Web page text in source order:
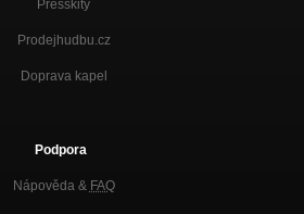
Presskity
Prodejhudbu.cz
Doprava kapel
Podpora
Nápověda & FAQ